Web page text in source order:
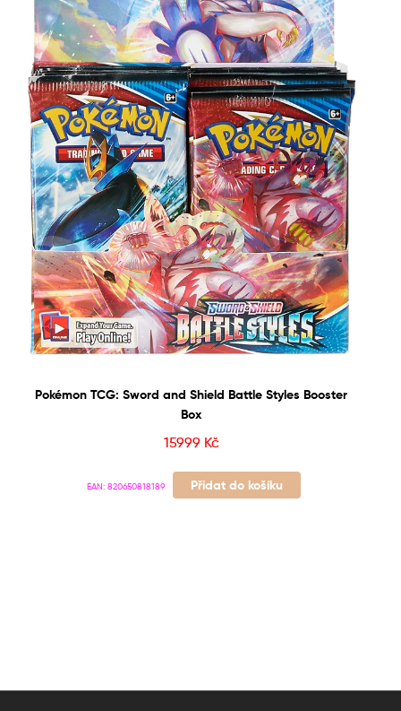
Pokémon TCG: Sword and Shield Battle Styles Booster
Box
15999 Kč
EAN: 820650818189 Přidat do košíku